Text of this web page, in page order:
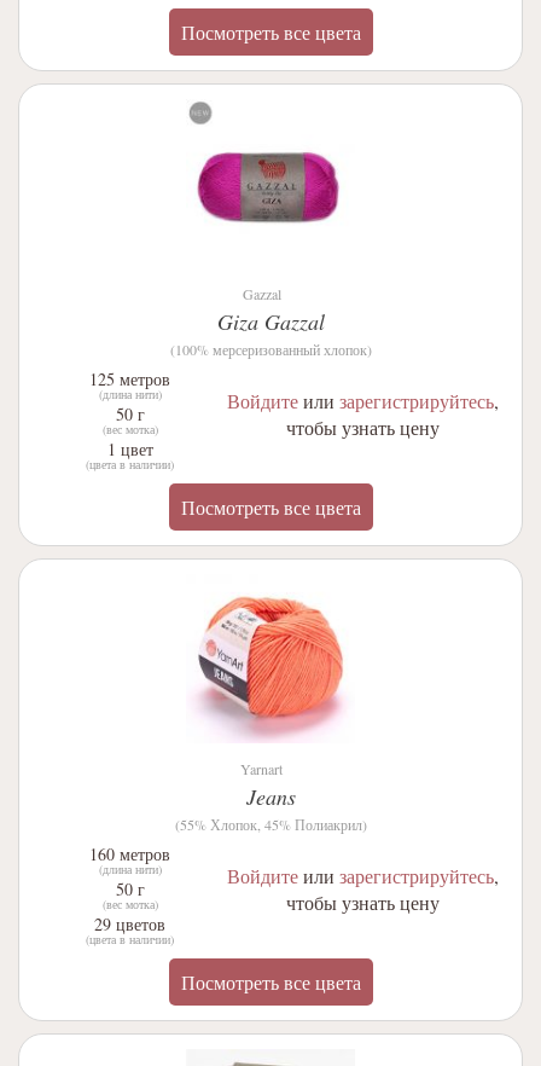
Посмотреть все цвета
Gazzal
Giza Gazzal
(100% мерсеризованный хлопок)
125 метров
(длина нити)
50 г
(вес мотка)
1 цвет
(цвета в наличии)
Войдитеили зарегистрируйтесь,
чтобы узнать цену
Посмотреть все цвета
Yarnart
Jeans
(55% Хлопок, 45% Полиакрил)
160 метров
(длина нити)
50 г
(вес мотка)
29 цветов
(цвета в наличии)
Войдитеили зарегистрируйтесь,
чтобы узнать цену
Посмотреть все цвета